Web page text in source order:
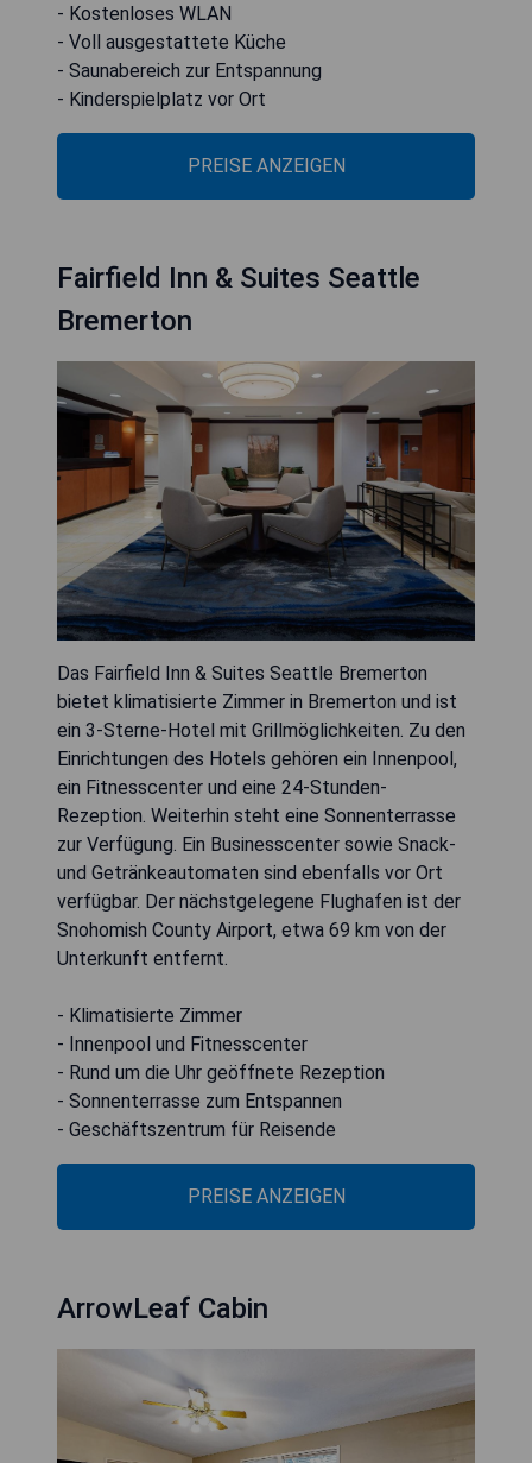
- Kostenloses WLAN
- Voll ausgestattete Küche
- Saunabereich zur Entspannung
- Kinderspielplatz vor Ort
PREISE ANZEIGEN
Fairfield Inn & Suites Seattle
Bremerton
Das Fairfield Inn & Suites Seattle Bremerton
bietet klimatisierte Zimmer in Bremerton und ist
ein 3-Sterne-Hotel mit Grillmöglichkeiten. Zu den
Einrichtungen des Hotels gehören ein Innenpool,
ein Fitnesscenter und eine 24-Stunden-
Rezeption. Weiterhin steht eine Sonnenterrasse
zur Verfügung. Ein Businesscenter sowie Snack-
und Getränkeautomaten sind ebenfalls vor Ort
verfügbar. Der nächstgelegene Flughafen ist der
Snohomish County Airport, etwa 69 km von der
Unterkunft entfernt.
- Klimatisierte Zimmer
- Innenpool und Fitnesscenter
- Rund um die Uhr geöffnete Rezeption
- Sonnenterrasse zum Entspannen
- Geschäftszentrum für Reisende
PREISE ANZEIGEN
ArrowLeaf Cabin